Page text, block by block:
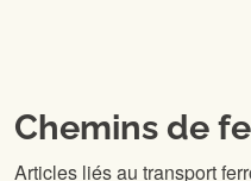
Chemins de
Articles liés au transport